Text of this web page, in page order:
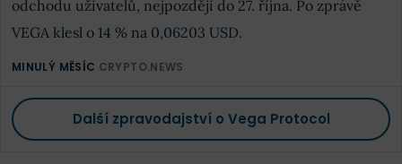
odchodu uživatelů, nejpozději do 27. října. Po zprávě
VEGA klesl o 14 % na 0,06203 USD.
MINULÝ MĚSÍC CRYPTO.NEWS
Další zpravodajství o Vega Protocol